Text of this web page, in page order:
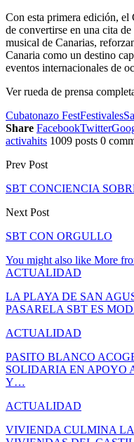
Con esta primera edición, el
de convertirse en una cita
musical de Canarias,
Canaria como un destino
eventos internacionales de
Ver rueda de prensa
Cubatonazo FestFestivales
Share FacebookTwitter
activahits 1009 posts 0
Prev Post
SBT CONCIENCIA
Next Post
SBT CON ORGULLO
You might also like More
ACTUALIDAD
LA PLAYA DE SAN
PASARELA SBT ES
ACTUALIDAD
PASITO BLANCO
SOLIDARIA EN APOYO
Y…
ACTUALIDAD
VIVIENDA CULMINA